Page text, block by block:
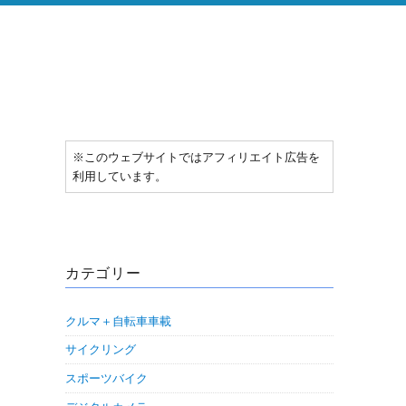
※このウェブサイトではアフィリエイト広告を
利用しています。
カテゴリー
クルマ＋自転車車載
サイクリング
スポーツバイク